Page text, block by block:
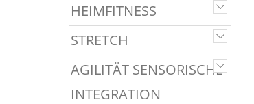
HEIMFITNESS
STRETCH
AGILITÄT SENSORISCHE
INTEGRATION